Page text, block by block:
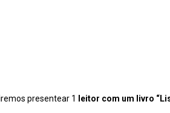
presentear 1 leitor com um livro